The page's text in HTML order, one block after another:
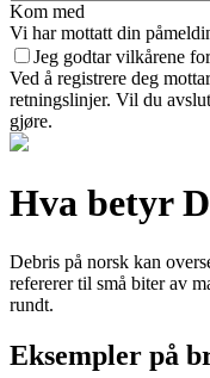
Kom med
Vi har mottatt din
Jeg godtar vilkårene
Ved å registrere deg
retningslinjer. Vil du
gjøre.
Hva betyr
Debris på norsk kan
refererer til små biter av
rundt.
Eksempler på